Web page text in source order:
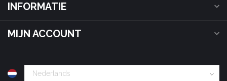
INFORMATIE
MIJN ACCOUNT